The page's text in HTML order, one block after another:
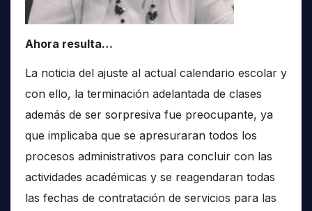
Ahora resulta…
La noticia del ajuste al actual calendario escolar y
con ello, la terminación adelantada de clases
además de ser sorpresiva fue preocupante, ya
que implicaba que se apresuraran todos los
procesos administrativos para concluir con las
actividades académicas y se reagendaran todas
las fechas de contratación de servicios para las